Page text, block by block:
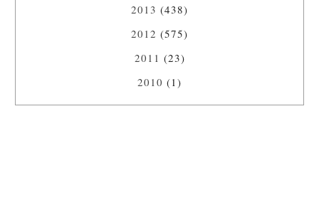
2013 (438)
2012 (575)
2011 (23)
2010 (1)